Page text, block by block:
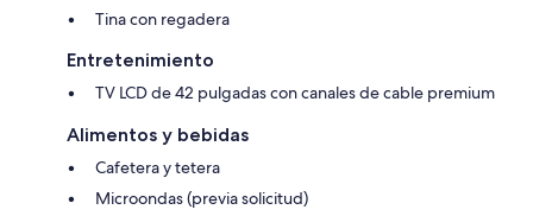
Tina con regadera
Entretenimiento
TV LCD de 42 pulgadas con canales de cable premium
Alimentos y bebidas
Cafetera y tetera
Microondas (previa solicitud)